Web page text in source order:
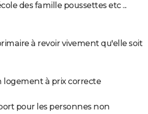
des famille poussettes etc ...
à revoir vivement qu'elle soit
logement à prix correcte
pour les personnes non